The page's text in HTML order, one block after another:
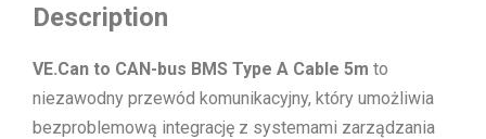
Description
VE.Can to CAN-bus BMS Type A Cable 5m to
niezawodny przewód komunikacyjny, który umożliwia
bezproblemową integrację z systemami zarządzania